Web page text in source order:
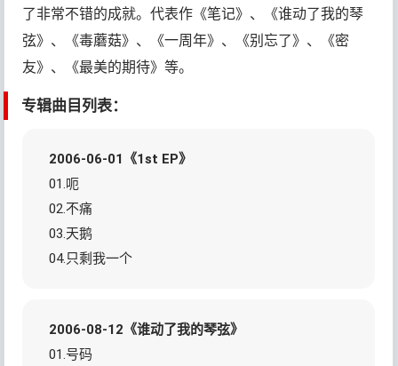
了非常不错的成就。代表作《笔记》、《谁动了我的琴
弦》、《毒蘑菇》、《一周年》、《别忘了》、《密
友》、《最美的期待》等。
专辑曲目列表：
2006-06-01《1st EP》
01.呃
02.不痛
03.天鹅
04.只剩我一个
2006-08-12《谁动了我的琴弦》
01.号码